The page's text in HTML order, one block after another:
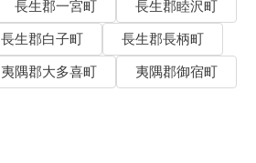
長生郡一宮町
長生郡睦沢町
長生郡白子町
長生郡長柄町
夷隅郡大多喜町
夷隅郡御宿町